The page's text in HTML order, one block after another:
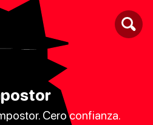
Cero confianza.